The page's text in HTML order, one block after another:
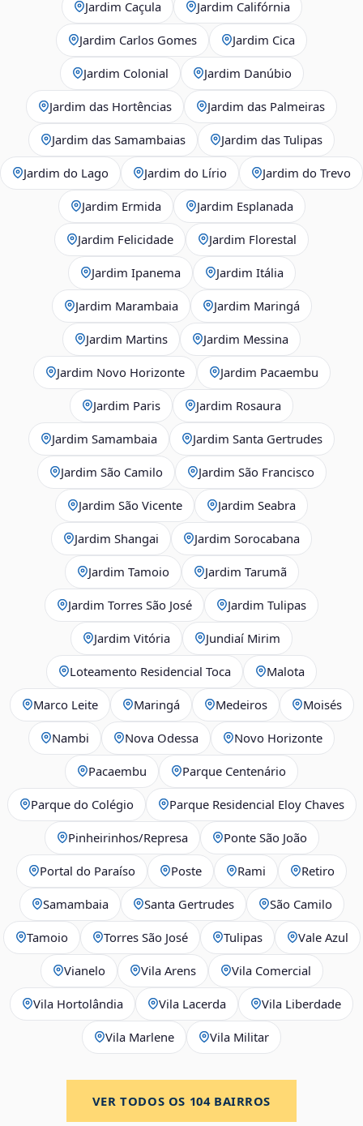
Jardim Caçula Jardim Califórnia
Jardim Carlos Gomes Jardim Cica
Jardim Colonial Jardim Danúbio
Jardim das Hortências Jardim das Palmeiras
Jardim das Samambaias Jardim das Tulipas
Jardim do Lago Jardim do Lírio Jardim do Trevo
Jardim Ermida Jardim Esplanada
Jardim Felicidade Jardim Florestal
Jardim Ipanema Jardim Itália
Jardim Marambaia Jardim Maringá
Jardim Martins Jardim Messina
Jardim Novo Horizonte Jardim Pacaembu
Jardim Paris Jardim Rosaura
Jardim Samambaia Jardim Santa Gertrudes
Jardim São Camilo Jardim São Francisco
Jardim São Vicente Jardim Seabra
Jardim Shangai Jardim Sorocabana
Jardim Tamoio Jardim Tarumã
Jardim Torres São José Jardim Tulipas
Jardim Vitória Jundiaí Mirim
Loteamento Residencial Toca Malota
Marco Leite Maringá Medeiros Moisés
Nambi Nova Odessa Novo Horizonte
Pacaembu Parque Centenário
Parque do Colégio Parque Residencial Eloy Chaves
Pinheirinhos/Represa Ponte São João
Portal do Paraíso Poste Rami Retiro
Samambaia Santa Gertrudes São Camilo
Tamoio Torres São José Tulipas Vale Azul
Vianelo Vila Arens Vila Comercial
Vila Hortolândia Vila Lacerda Vila Liberdade
Vila Marlene Vila Militar
VER TODOS OS 104BAIRROS